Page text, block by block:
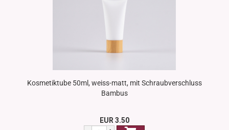
Kosmetiktube 50ml, weiss-matt, mit Schraubverschluss
Bambus
EUR 3.50